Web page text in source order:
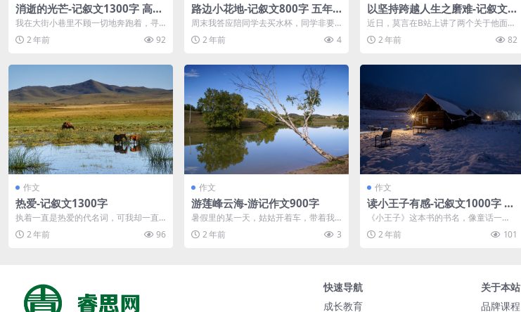
消逝的光芒-记叙文1300字 高一
作文范文
我在大街小巷里不顾一切地奔跑着，寻
找着，只为见他一面。 ——题记 黄昏时
分，我穿...
2 年前 92
路边小花地-记叙文800字 五年
级作文范文
周末我答应陪同学去买水杯，同学非要
买个独一无二的漂亮杯子，为了买这个
杯子，我们必...
2 年前 4
以坚持跨越人生之磨难-记叙文1
100字 高一作文范文
近日，莫言在B站上讲了两个关于他面在
遇到人生的艰难时刻的做法的励志故
事，他用他的...
2 年前 82
作文
热爱-记叙文1300字
执着一直是热爱的代名词，可我却一直
不懂什么是热爱。——题记一开始不懂
热爱，我就觉...
2 年前 96
作文
游莲峰云海-游记作文900字
暑假里的某一天，姑姑开着车，带着我
和妈妈一起去莲峰云海玩。那天早上六
点半，妈妈就...
2 年前 3
作文
读小王子有感-记叙文1000字 高
三作文范文
《小王子》这本书的书名，像童话一
样，看似幼稚，但背后却隐藏着一股知
识的春天。只是...
2 年前 101
快速导航
成长教育
关于本站
品牌课程